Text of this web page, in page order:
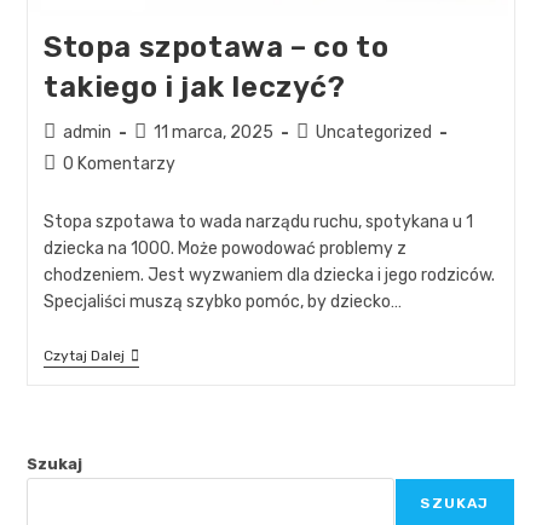
Stopa szpotawa – co to
takiego i jak leczyć?
admin 11 marca, 2025
Uncategorized
0 Komentarzy
Stopa szpotawa to wada narządu ruchu, spotykana u 1
dziecka na 1000. Może powodować problemy z
chodzeniem. Jest wyzwaniem dla dziecka i jego rodziców.
Specjaliści muszą szybko pomóc, by dziecko…
Czytaj Dalej
Szukaj
SZUKAJ